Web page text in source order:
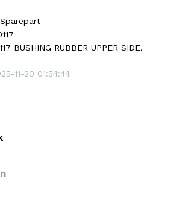
BUSHING RUBBER UPPER SIDE,
11-20 01:54:44